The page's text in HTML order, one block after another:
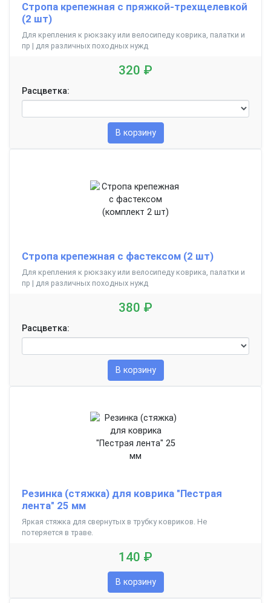
Стропа крепежная с пряжкой-трехщелевкой
(2 шт)
Для крепления к рюкзаку или велосипеду коврика, палатки и
пр | для различных походных нужд
320 ₽
Расцветка:
В корзину
Стропа крепежная с фастексом (2 шт)
Для крепления к рюкзаку или велосипеду коврика, палатки и
пр | для различных походных нужд
380 ₽
Расцветка:
В корзину
Резинка (стяжка) для коврика "Пестрая
лента" 25 мм
Яркая стяжка для свернутых в трубку ковриков. Не
потеряется в траве.
140 ₽
В корзину